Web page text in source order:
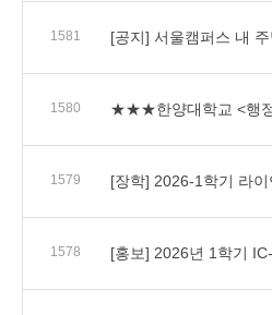
1581
1580
1579
1578